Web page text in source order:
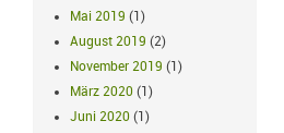
Mai 2019 (1)
August 2019 (2)
November 2019 (1)
März 2020 (1)
Juni 2020 (1)